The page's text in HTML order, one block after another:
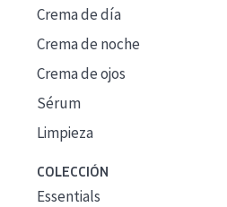
Crema de día
Crema de noche
Crema de ojos
Sérum
Limpieza
COLECCIÓN
Essentials